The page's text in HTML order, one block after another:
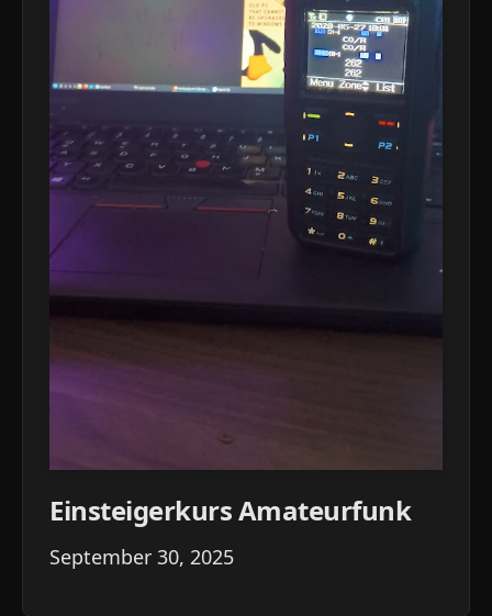
Einsteigerkurs Amateurfunk
September 30, 2025